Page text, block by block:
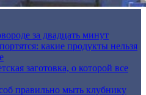
за двадцать минут
какие продукты нельзя
заготовка, о которой все
правильно мыть клубнику